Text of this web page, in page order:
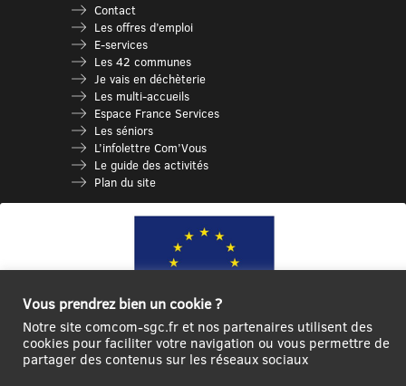
Contact
Les offres d’emploi
E-services
Les 42 communes
Je vais en déchèterie
Les multi-accueils
Espace France Services
Les séniors
L’infolettre Com’Vous
Le guide des activités
Plan du site
Ce site internet a été cofinancé par l’Union européenne avec le Fonds
Vous prendrez bien un cookie ?
Notre site comcom-sgc.fr et nos partenaires utilisent des
cookies pour faciliter votre navigation ou vous permettre de
partager des contenus sur les réseaux sociaux